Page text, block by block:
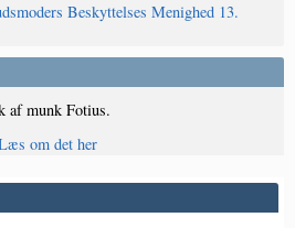
Beskyttelses Menighed 13.
af munk Fotius.
om det her